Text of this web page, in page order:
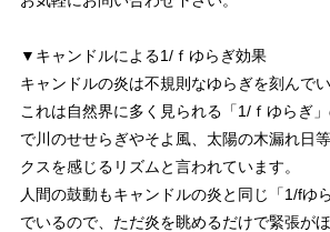
▼キャンドルによる1/ｆゆらぎ効果
キャンドルの炎は不規則なゆらぎを刻んでい
これは自然界に多く見られる「1/ｆゆらぎ
で川のせせらぎやそよ風、太陽の木漏れ日
クスを感じるリズムと言われています。
人間の鼓動もキャンドルの炎と同じ「1/fゆ
でいるので、ただ炎を眺めるだけで緊張が